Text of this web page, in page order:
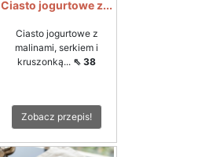
Ciasto jogurtowe z...
Ciasto jogurtowe z
malinami, serkiem i
kruszonką... ⇖ 38
Zobacz przepis!